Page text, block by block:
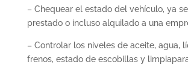
– Chequear el estado del vehículo, ya
prestado o incluso alquilado a una
– Controlar los niveles de aceite, agua,
frenos, estado de escobillas y